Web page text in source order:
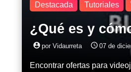
Destacada Tutoriales
¿Qué es y
account_circle por Vidaurreta access_time 07 de
Encontrar ofertas para